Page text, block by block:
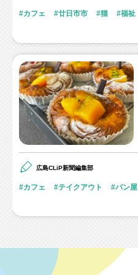
カフェ 廿日市市 猫 福祉
広島CLiP新聞編集部
カフェ テイクアウト パン屋